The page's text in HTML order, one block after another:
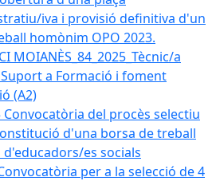
iva i provisió definitiva d'un
homònim OPO 2023.
MOIANÈS_84_2025_Tècnic/a
a Formació i foment
(A2)
Convocatòria del procès selectiu
d'una borsa de treball
es socials
per a la selecció de 4